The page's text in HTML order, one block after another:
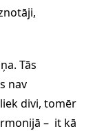
Tās
nav
divi, tomēr
– it kā